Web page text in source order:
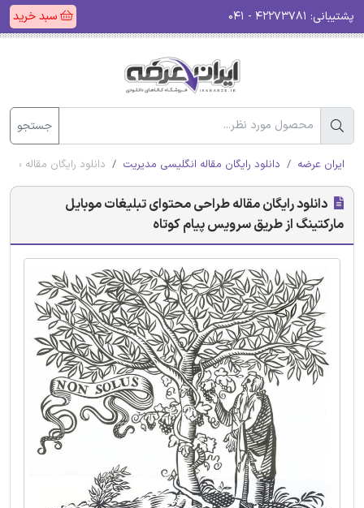
پشتیبانی: سبد خرید
جستجو
ایران عرضه دانلود رایگان مقاله انگلیسی مدیریت دانلود رایگان مقاله
دانلود رایگان مقاله طراحی محتوای تبلیغات موبایل
مارکتینگ از طریق سرویس پیام کوتاه